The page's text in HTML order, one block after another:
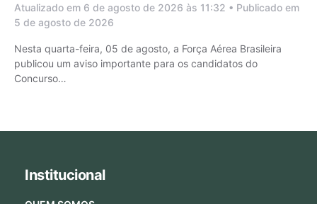
Atualizado em 6 de agosto de 2026 às 11:32 • Publicado em
5 de agosto de 2026
Nesta quarta-feira, 05 de agosto, a Força Aérea Brasileira
publicou um aviso importante para os candidatos do
Concurso…
Institucional